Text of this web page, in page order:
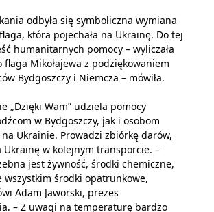
odbyła się symboliczna wymiana
która pojechała na Ukrainę. Do tej
humanitarnych pomocy – wyliczała
flaga Mikołajewa z podziękowaniem
Bydgoszczy i Niemcza – mówiła.
„Dzięki Wam” udziela pomocy
w Bydgoszczy, jak i osobom
Ukrainie. Prowadzi zbiórkę darów,
Ukrainę w kolejnym transporcie. –
jest żywność, środki chemiczne,
wszystkim środki opatrunkowe,
Adam Jaworski, prezes
– Z uwagi na temperaturę bardzo